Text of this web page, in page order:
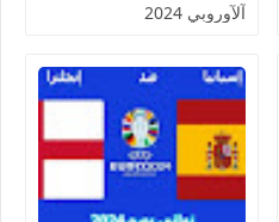
آلآوروبي 2024